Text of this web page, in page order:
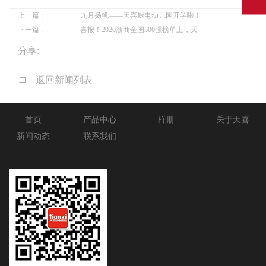
上一篇 :
九月扬帆——天喜厨电幼儿园开学啦！
下一篇 :
喜报！2020浙商全国500强榜单上，天
分享:
返回新闻列表
首页 产品中心 样册
关于天喜
新闻动态
联系我们